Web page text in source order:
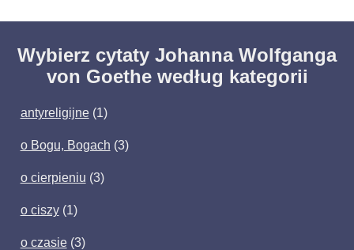
Wybierz cytaty Johanna Wolfganga
von Goethe według kategorii
antyreligijne(1)
o Bogu, Bogach (3)
o cierpieniu (3)
o ciszy(1)
o czasie(3)